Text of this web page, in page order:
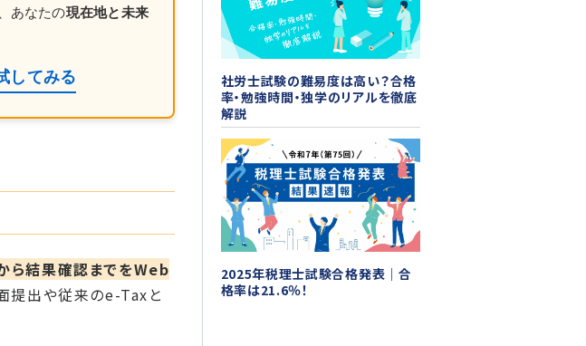
社労士試験の難易度は高い？合格
率・勉強時間・独学のリアルを徹底
解説
2025年税理士試験合格発表｜合
格率は21.6％！
あなたの現在地と未来
してみる
ら結果確認までをWeb
提出や従来のe-Taxと